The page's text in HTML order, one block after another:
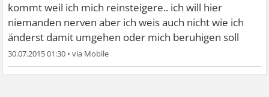
kommt weil ich mich reinsteigere.. ich will hier
niemanden nerven aber ich weis auch nicht wie ich
änderst damit umgehen oder mich beruhigen soll
30.07.2015 01:30 •